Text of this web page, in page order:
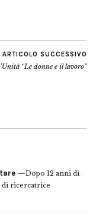
ARTICOLO SUCCESSIVO
“Le donne e il lavoro”
Dopo 12 anni di
di ricercatrice